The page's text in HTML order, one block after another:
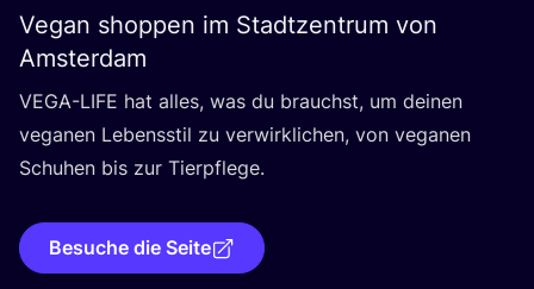
Vegan shoppen im Stadtzentrum von
Amsterdam
VEGA-LIFE hat alles, was du brauchst, um dei­nen
vega­nen Lebens­stil zu ver­wirk­li­chen, von vega­nen
Schu­hen bis zur Tierpflege.
Besuche die Seite